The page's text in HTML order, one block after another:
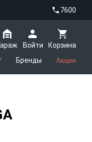
7600
Корзина
Войти
Бренды Акции